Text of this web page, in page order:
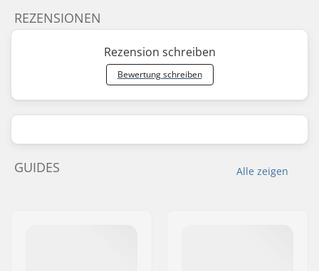
REZENSIONEN
Rezension schreiben
Bewertung schreiben
Alle zeigen
GUIDES